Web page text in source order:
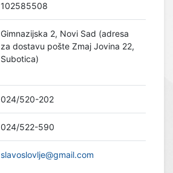
102585508
Gimnazijska 2, Novi Sad (adresa
za dostavu pošte Zmaj Jovina 22,
Subotica)
024/520-202
024/522-590
slavoslovlje@gmail.com